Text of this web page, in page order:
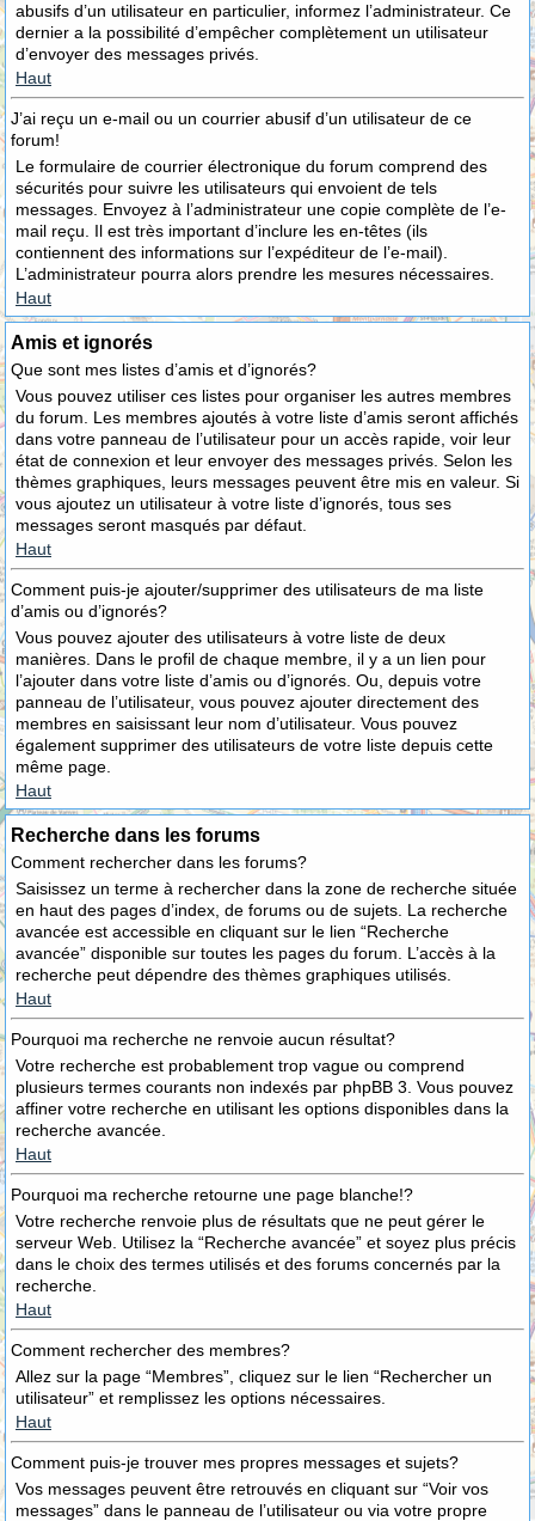
abusifs d’un utilisateur en particulier, informez l’administrateur. Ce
dernier a la possibilité d’empêcher complètement un utilisateur
d’envoyer des messages privés.
Haut
J’ai reçu un e-mail ou un courrier abusif d’un utilisateur de ce
forum!
Le formulaire de courrier électronique du forum comprend des
sécurités pour suivre les utilisateurs qui envoient de tels
messages. Envoyez à l’administrateur une copie complète de l’e-
mail reçu. Il est très important d’inclure les en-têtes (ils
contiennent des informations sur l’expéditeur de l’e-mail).
L’administrateur pourra alors prendre les mesures nécessaires.
Haut
Amis et ignorés
Que sont mes listes d’amis et d’ignorés?
Vous pouvez utiliser ces listes pour organiser les autres membres
du forum. Les membres ajoutés à votre liste d’amis seront affichés
dans votre panneau de l’utilisateur pour un accès rapide, voir leur
état de connexion et leur envoyer des messages privés. Selon les
thèmes graphiques, leurs messages peuvent être mis en valeur. Si
vous ajoutez un utilisateur à votre liste d’ignorés, tous ses
messages seront masqués par défaut.
Haut
Comment puis-je ajouter/supprimer des utilisateurs de ma liste
d’amis ou d’ignorés?
Vous pouvez ajouter des utilisateurs à votre liste de deux
manières. Dans le profil de chaque membre, il y a un lien pour
l’ajouter dans votre liste d’amis ou d’ignorés. Ou, depuis votre
panneau de l’utilisateur, vous pouvez ajouter directement des
membres en saisissant leur nom d’utilisateur. Vous pouvez
également supprimer des utilisateurs de votre liste depuis cette
même page.
Haut
Recherche dans les forums
Comment rechercher dans les forums?
Saisissez un terme à rechercher dans la zone de recherche située
en haut des pages d’index, de forums ou de sujets. La recherche
avancée est accessible en cliquant sur le lien “Recherche
avancée” disponible sur toutes les pages du forum. L’accès à la
recherche peut dépendre des thèmes graphiques utilisés.
Haut
Pourquoi ma recherche ne renvoie aucun résultat?
Votre recherche est probablement trop vague ou comprend
plusieurs termes courants non indexés par phpBB 3. Vous pouvez
affiner votre recherche en utilisant les options disponibles dans la
recherche avancée.
Haut
Pourquoi ma recherche retourne une page blanche!?
Votre recherche renvoie plus de résultats que ne peut gérer le
serveur Web. Utilisez la “Recherche avancée” et soyez plus précis
dans le choix des termes utilisés et des forums concernés par la
recherche.
Haut
Comment rechercher des membres?
Allez sur la page “Membres”, cliquez sur le lien “Rechercher un
utilisateur” et remplissez les options nécessaires.
Haut
Comment puis-je trouver mes propres messages et sujets?
Vos messages peuvent être retrouvés en cliquant sur “Voir vos
messages” dans le panneau de l’utilisateur ou via votre propre